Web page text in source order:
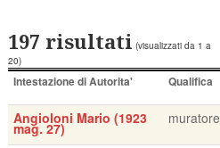
197 risultati (visualizzati da 1 a
20)
Intestazione di Autorita' Qualifica
Angioloni Mario (1923
mag. 27)
muratore